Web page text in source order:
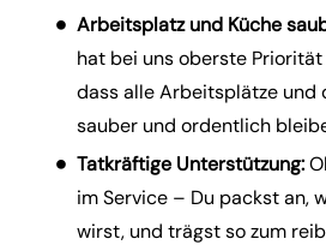
Arbeitsplatz und Küche
hat bei uns oberste
dass alle Arbeitsplätze und
sauber und ordentlich
Tatkräftige Unterstützung:
im Service – Du packst an,
wirst, und trägst so zum